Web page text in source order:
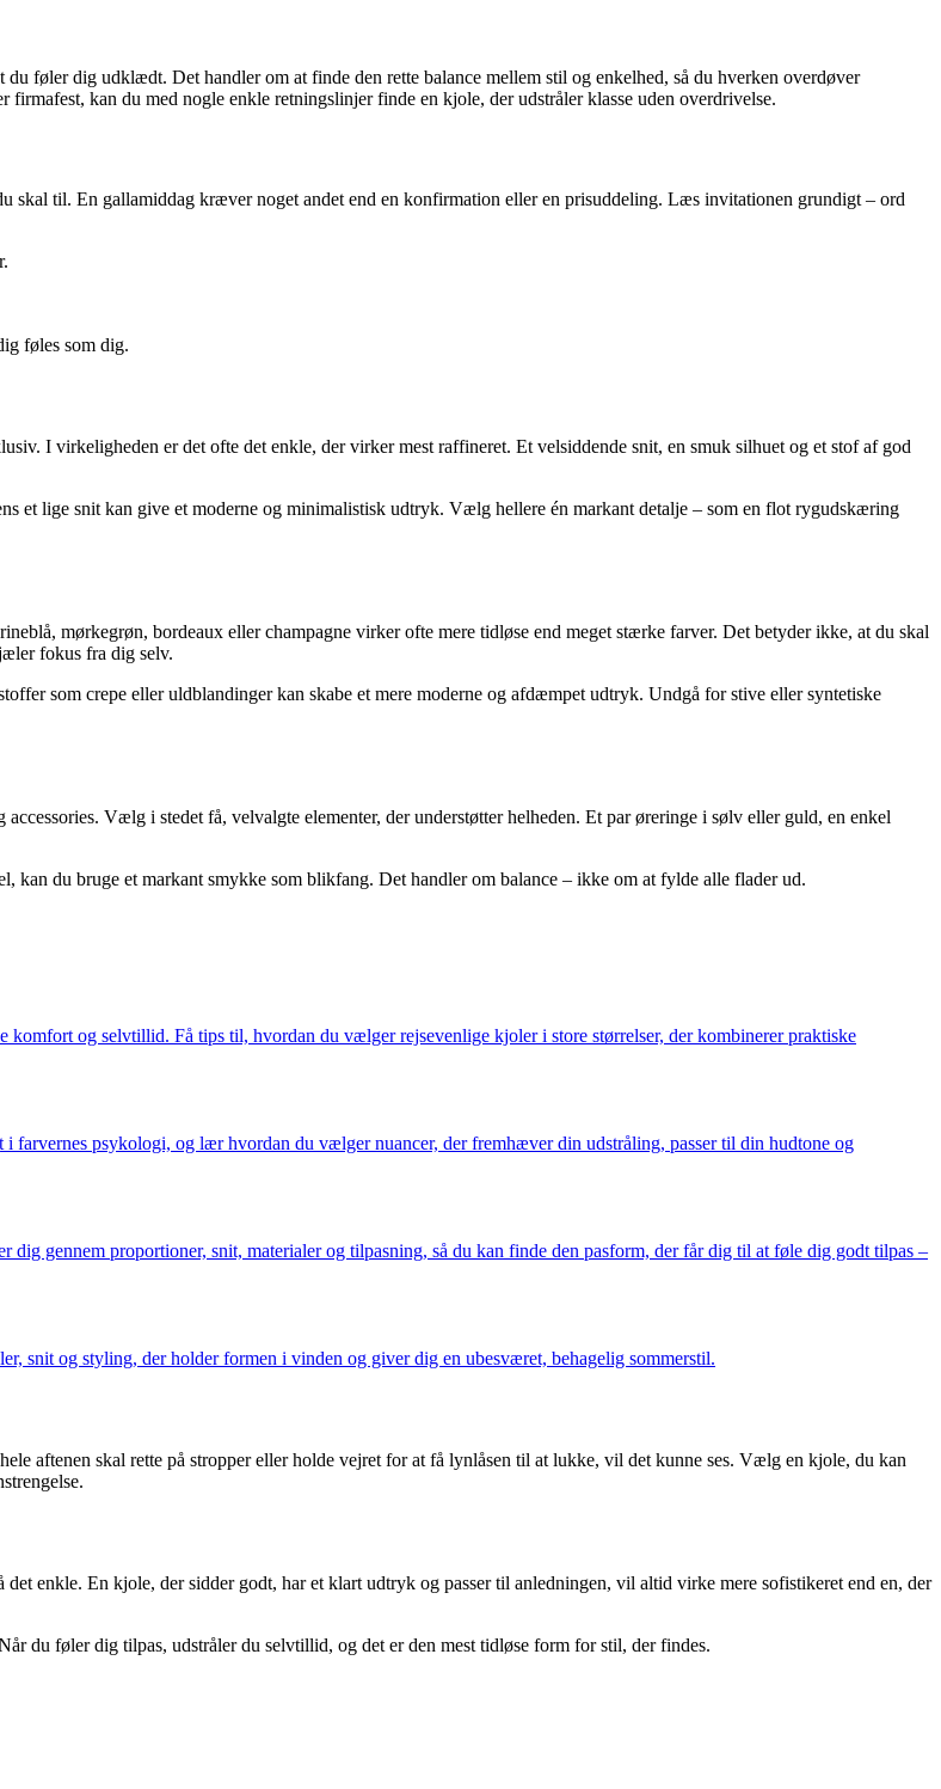
føler dig udklædt. Det handler om at finde den rette balance mellem stil og enkelhed, så du hverken overdøver
kan du med nogle enkle retningslinjer finde en kjole, der udstråler klasse uden overdrivelse.
skal til. En gallamiddag kræver noget andet end en konfirmation eller en prisuddeling. Læs invitationen grundigt – ord
føles som dig.
I virkeligheden er det ofte det enkle, der virker mest raffineret. Et velsiddende snit, en smuk silhuet og et stof af god
et lige snit kan give et moderne og minimalistisk udtryk. Vælg hellere én markant detalje – som en flot rygudskæring
mørkegrøn, bordeaux eller champagne virker ofte mere tidløse end meget stærke farver. Det betyder ikke, at du skal
fokus fra dig selv.
som crepe eller uldblandinger kan skabe et mere moderne og afdæmpet udtryk. Undgå for stive eller syntetiske
Vælg i stedet få, velvalgte elementer, der understøtter helheden. Et par øreringe i sølv eller guld, en enkel
du bruge et markant smykke som blikfang. Det handler om balance – ikke om at fylde alle flader ud.
komfort og selvtillid. Få tips til, hvordan du vælger rejsevenlige kjoler i store størrelser, der kombinerer praktiske
psykologi, og lær hvordan du vælger nuancer, der fremhæver din udstråling, passer til din hudtone og
gennem proportioner, snit, materialer og tilpasning, så du kan finde den pasform, der får dig til at føle dig godt tilpas –
snit og styling, der holder formen i vinden og giver dig en ubesværet, behagelig sommerstil.
aftenen skal rette på stropper eller holde vejret for at få lynlåsen til at lukke, vil det kunne ses. Vælg en kjole, du kan
enkle. En kjole, der sidder godt, har et klart udtryk og passer til anledningen, vil altid virke mere sofistikeret end en, der
du føler dig tilpas, udstråler du selvtillid, og det er den mest tidløse form for stil, der findes.